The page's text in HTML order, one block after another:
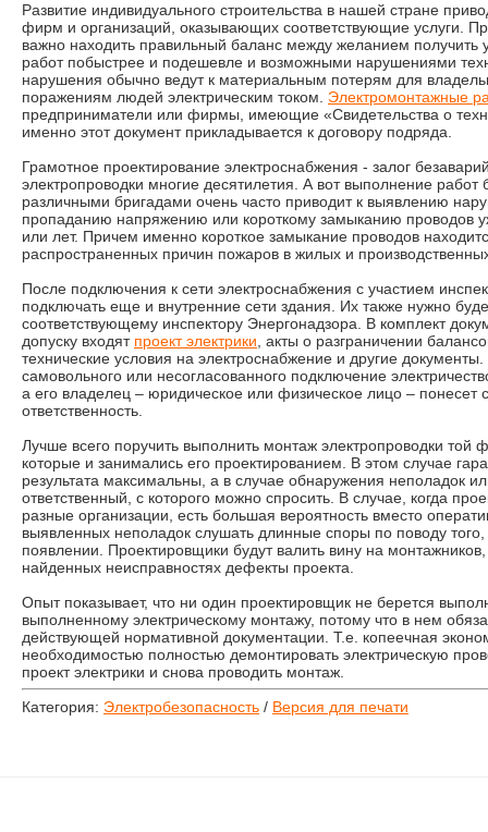
Развитие индивидуального строительства в нашей стране
фирм и организаций, оказывающих соответствующие услуги.
важно находить правильный баланс между желанием получить
работ побыстрее и подешевле и возможными нарушениями
нарушения обычно ведут к материальным потерям для
поражениям людей электрическим током. Электромонтажные
предприниматели или фирмы, имеющие «Свидетельства о
именно этот документ прикладывается к договору подряда.
Грамотное проектирование электроснабжения - залог
электропроводки многие десятилетия. А вот выполнение работ
различными бригадами очень часто приводит к выявлению
пропаданию напряжению или короткому замыканию проводов
или лет. Причем именно короткое замыкание проводов
распространенных причин пожаров в жилых и
После подключения к сети электроснабжения с участием
подключать еще и внутренние сети здания. Их также нужно
соответствующему инспектору Энергонадзора. В комплект
допуску входят проект электрики , акты о разграничении
технические условия на электроснабжение и другие
самовольного или несогласованного подключение
а его владелец – юридическое или физическое лицо – понесет
ответственность.
Лучше всего поручить выполнить монтаж электропроводки
которые и занимались его проектированием. В этом случае
результата максимальны, а в случае обнаружения неполадок
ответственный, с которого можно спросить. В случае, когда
разные организации, есть большая вероятность вместо
выявленных неполадок слушать длинные споры по поводу того,
появлении. Проектировщики будут валить вину на монтажников,
найденных неисправностях дефекты проекта.
Опыт показывает, что ни один проектировщик не берется
выполненному электрическому монтажу, потому что в нем
действующей нормативной документации. Т.е. копеечная
необходимостью полностью демонтировать электрическую
проект электрики и снова проводить монтаж.
Категория: Электробезопасность / Версия для печати